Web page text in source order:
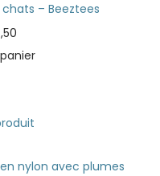
– Beeztees
nylon avec plumes